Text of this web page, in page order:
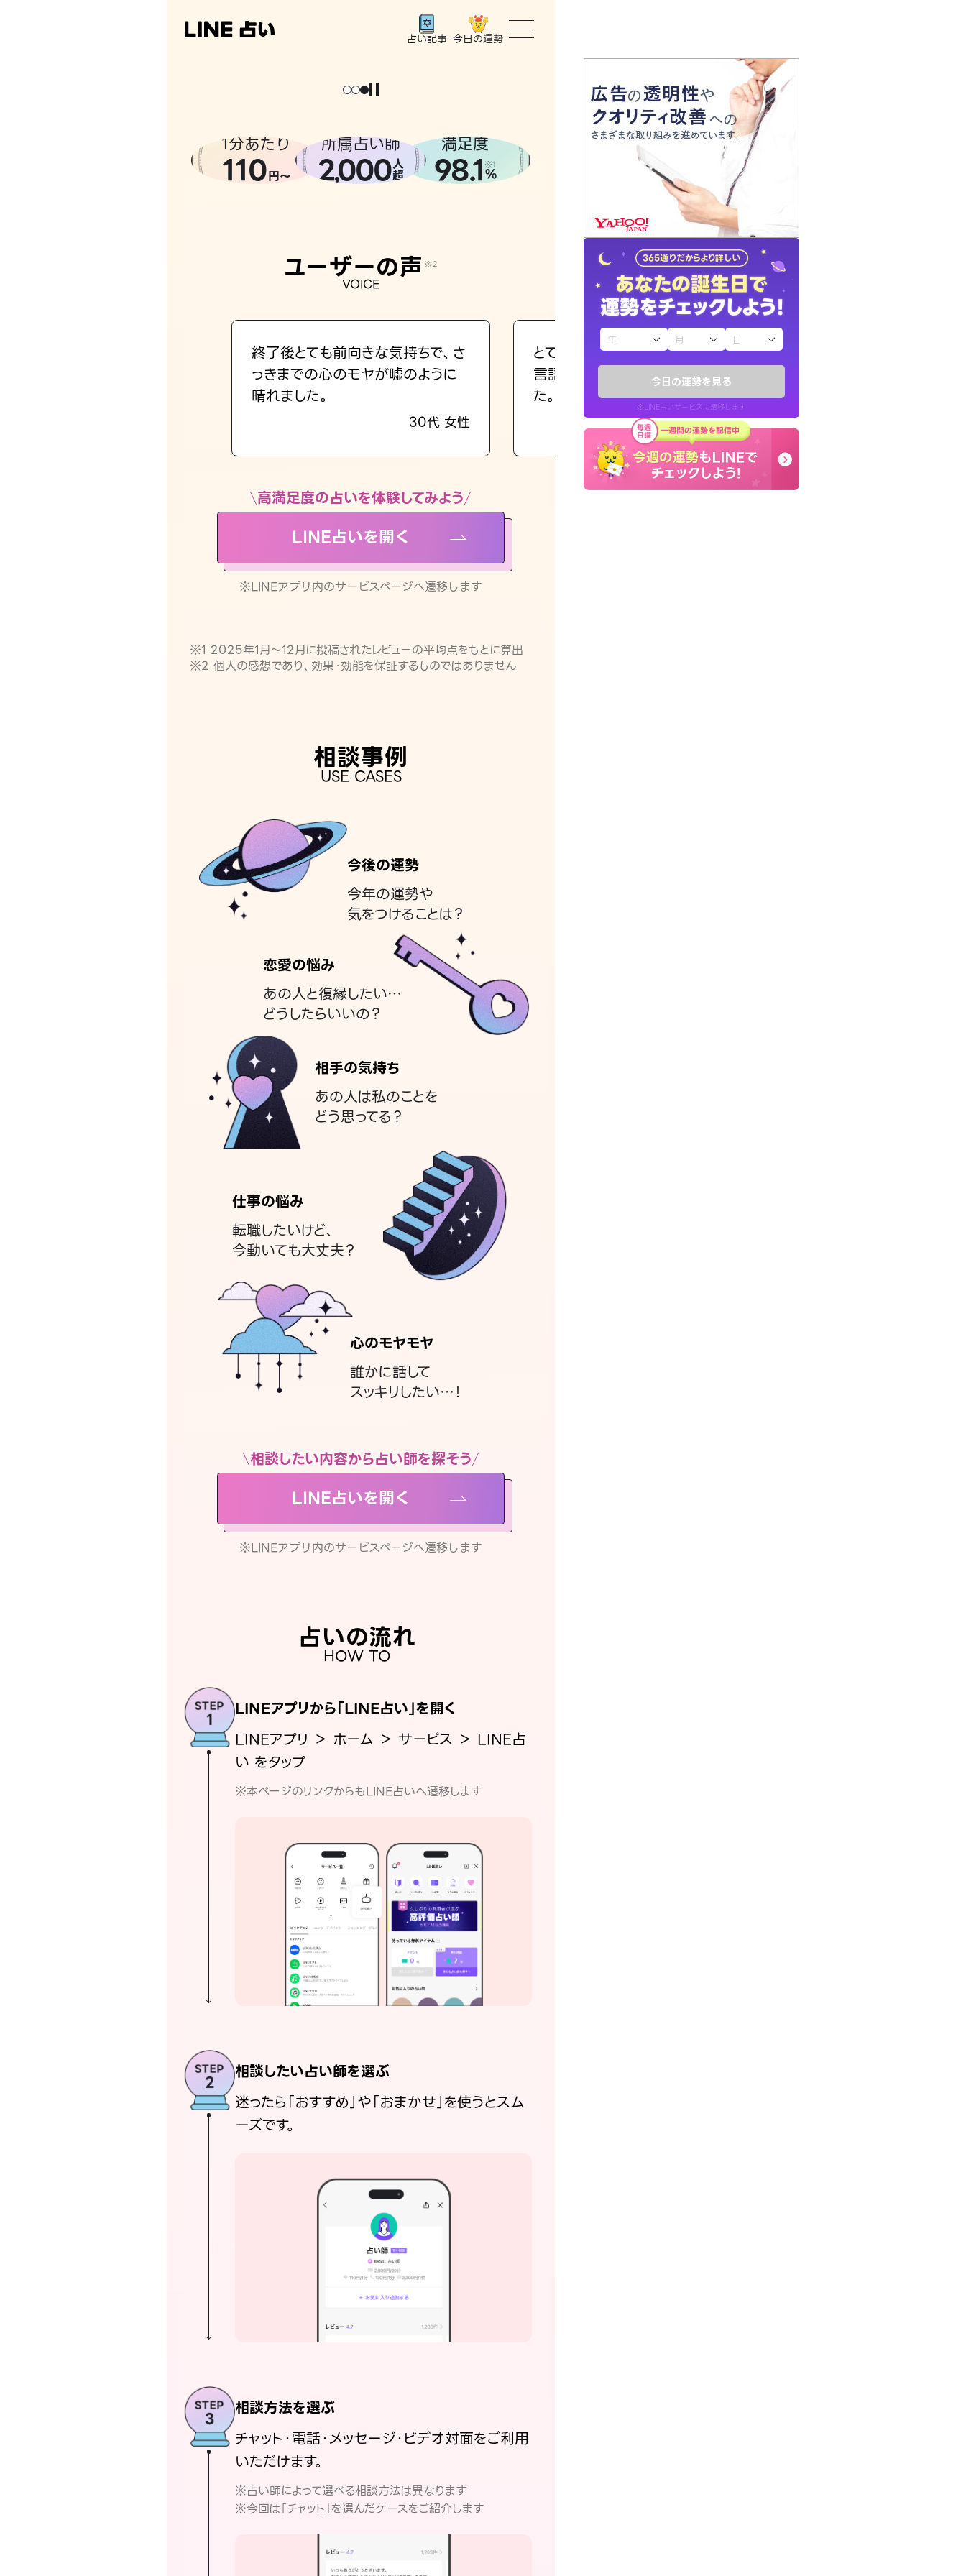
今日の運勢を見る
※LINE占いサービスに遷移します
占い記事 今日の運勢
トップ
ユーザーの声
占いの流れ
おすすめの占い師
よくある質問
えもじの子（占）12星座占い
お知らせ
1分あたり
110円〜
所属占い師
2,000人
超
満足度
98.1 ※1
%
ユーザーの声 ※2
VOICE
終了後とても前向きな気持ちで、さ
っきまでの心のモヤが嘘のように
晴れました。
30代 女性
とても的確で感じていた違和感を
言語化してくれたので腑に落ちまし
た。
30代 女性
高満足度の占いを体験してみよう
LINE占いを開く
※LINEアプリ内のサービスページへ遷移します
※1 2025年1月〜12月に投稿されたレビューの平均点をもとに算出
※2 個人の感想であり、効果・効能を保証するものではありません
相談事例
USE CASES
今後の運勢
今年の運勢や
気をつけることは？
恋愛の悩み
あの人と復縁したい…
どうしたらいいの？
相手の気持ち
あの人は私のことを
どう思ってる？
仕事の悩み
転職したいけど、
今動いても大丈夫？
心のモヤモヤ
誰かに話して
スッキリしたい…！
相談したい内容から占い師を探そう
LINE占いを開く
※LINEアプリ内のサービスページへ遷移します
占いの流れ
HOW TO
LINEアプリから「LINE占い」を開く
LINEアプリ ＞ ホーム ＞ サービス ＞ LINE占
い をタップ
※本ページのリンクからもLINE占いへ遷移します
相談したい占い師を選ぶ
迷ったら「おすすめ」や「おまかせ」を使うとスム
ーズです。
相談方法を選ぶ
チャット・電話・メッセージ・ビデオ対面をご利用
いただけます。
※占い師によって選べる相談方法は異なります
※今回は「チャット」を選んだケースをご紹介します